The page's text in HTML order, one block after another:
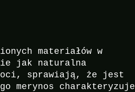
materiałów w
jak naturalna
sprawiają, że jest
merynos charakteryzuje